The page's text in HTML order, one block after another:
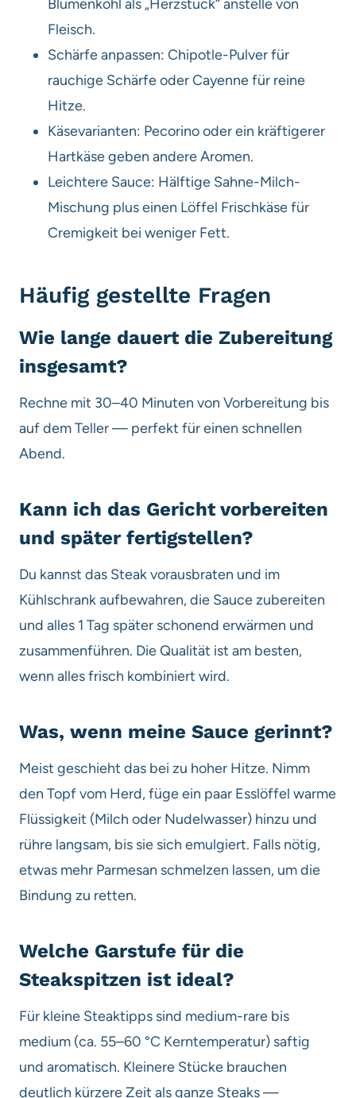
Blumenkohl als „Herzstück“ anstelle von
Fleisch.
Schärfe anpassen: Chipotle-Pulver für
rauchige Schärfe oder Cayenne für reine
Hitze.
Käsevarianten: Pecorino oder ein kräftigerer
Hartkäse geben andere Aromen.
Leichtere Sauce: Hälftige Sahne-Milch-
Mischung plus einen Löffel Frischkäse für
Cremigkeit bei weniger Fett.
Häufig gestellte Fragen
Wie lange dauert die Zubereitung
insgesamt?
Rechne mit 30–40 Minuten von Vorbereitung bis
auf dem Teller — perfekt für einen schnellen
Abend.
Kann ich das Gericht vorbereiten
und später fertigstellen?
Du kannst das Steak vorausbraten und im
Kühlschrank aufbewahren, die Sauce zubereiten
und alles 1 Tag später schonend erwärmen und
zusammenführen. Die Qualität ist am besten,
wenn alles frisch kombiniert wird.
Was, wenn meine Sauce gerinnt?
Meist geschieht das bei zu hoher Hitze. Nimm
den Topf vom Herd, füge ein paar Esslöffel warme
Flüssigkeit (Milch oder Nudelwasser) hinzu und
rühre langsam, bis sie sich emulgiert. Falls nötig,
etwas mehr Parmesan schmelzen lassen, um die
Bindung zu retten.
Welche Garstufe für die
Steakspitzen ist ideal?
Für kleine Steaktipps sind medium-rare bis
medium (ca. 55–60 °C Kerntemperatur) saftig
und aromatisch. Kleinere Stücke brauchen
deutlich kürzere Zeit als ganze Steaks —